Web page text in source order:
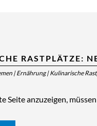
RASTPLÄTZE:
|Ernährung|Kulinarische
Seite anzuzeigen,